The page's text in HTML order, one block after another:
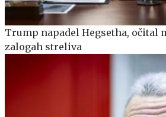
Trump napadel Hegsetha, očital
zalogah streliva